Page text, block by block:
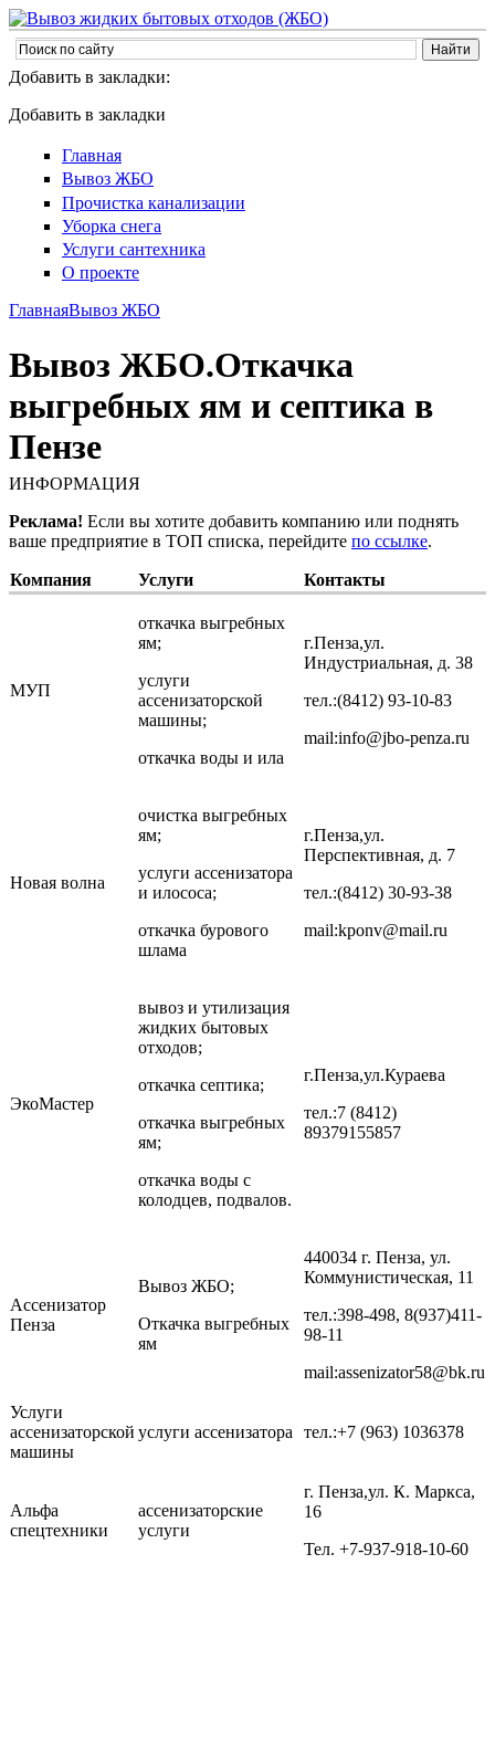
Добавить в закладки:
Добавить в закладки
Главная
Вывоз ЖБО
Прочистка канализации
Уборка снега
Услуги сантехника
О проекте
ГлавнаяВывоз ЖБО
Вывоз ЖБО.Откачка
выгребных ям и септика в
Пензе
ИНФОРМАЦИЯ
Реклама! Если вы хотите добавить компанию или поднять
ваше предприятие в ТОП списка, перейдите по ссылке.
Компания Услуги Контакты
МУП
откачка выгребных
ям;
услуги
ассенизаторской
машины;
откачка воды и ила
г.Пенза,ул.
Индустриальная, д. 38
тел.:(8412) 93-10-83
mail:info@jbo-penza.ru
Новая волна
очистка выгребных
ям;
услуги ассенизатора
и илососа;
откачка бурового
шлама
г.Пенза,ул.
Перспективная, д. 7
тел.:(8412) 30-93-38
mail:kponv@mail.ru
ЭкоМастер
вывоз и утилизация
жидких бытовых
отходов;
откачка септика;
откачка выгребных
ям;
откачка воды с
колодцев, подвалов.
г.Пенза,ул.Кураева
тел.:7 (8412)
89379155857
Ассенизатор
Пенза
Вывоз ЖБО;
Откачка выгребных
ям
440034 г. Пенза, ул.
Коммунистическая, 11
тел.:398-498, 8(937)411-
98-11
mail:assenizator58@bk.ru
Услуги
ассенизаторской
машины
услуги ассенизатора тел.:+7 (963) 1036378
Альфа
спецтехники
ассенизаторские
услуги
г. Пенза,ул. К. Маркса,
16
Тел. +7-937-918-10-60